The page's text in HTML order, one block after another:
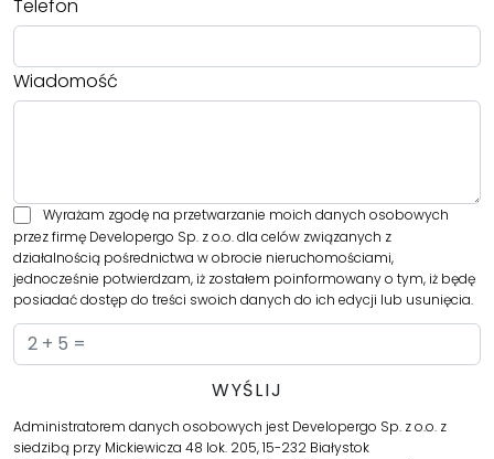
Telefon
Wiadomość
Wyrażam zgodę na przetwarzanie moich danych osobowych
przez firmę Developergo Sp. z o.o. dla celów związanych z
działalnością pośrednictwa w obrocie nieruchomościami,
jednocześnie potwierdzam, iż zostałem poinformowany o tym, iż będę
posiadać dostęp do treści swoich danych do ich edycji lub usunięcia.
Administratorem danych osobowych jest Developergo Sp. z o.o. z
siedzibą przy Mickiewicza 48 lok. 205, 15-232 Białystok